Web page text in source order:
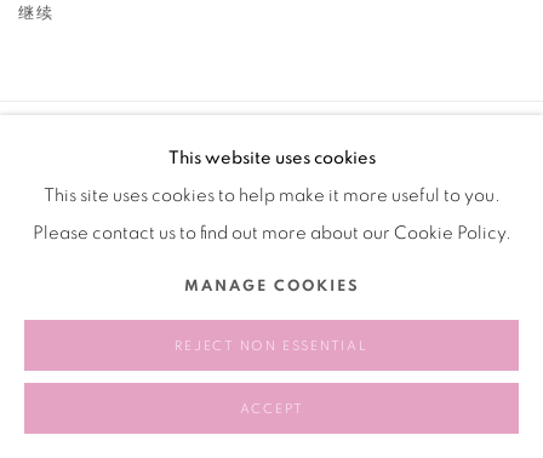
继续
版权 2026 BANK 网页支持 ARTLOGIC
This website uses cookies
This site uses cookies to help make it more useful to you.
Please contact us to find out more about our Cookie Policy.
MANAGE COOKIES
REJECT NON ESSENTIAL
ACCEPT